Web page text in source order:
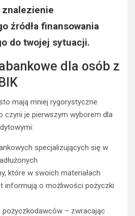
źródła finansowania
do twojej sytuacji.
dla osób z
mają mniej rygorystyczne
czyni je pierwszym wyborem dla
specjalizujących się w
które w swoich materiałach
informują o możliwości pożyczki
pożyczkodawców – zwracając